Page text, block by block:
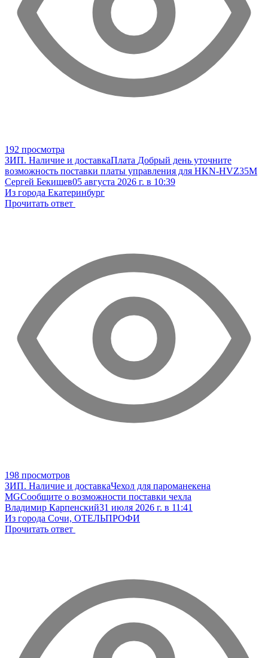
192 просмотра
ЗИП. Наличие и доставкаПлата Добрый день уточните
возможность поставки платы управления для HKN-HVZ35M
Сергей Бекишев05 августа 2026 г. в 10:39
Из города Екатеринбург
Прочитать ответ
198 просмотров
ЗИП. Наличие и доставкаЧехол для пароманекена
MGСообщите о возможности поставки чехла
Владимир Карпенский31 июля 2026 г. в 11:41
Из города Сочи, ОТЕЛЬПРОФИ
Прочитать ответ